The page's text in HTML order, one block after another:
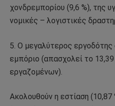
χονδρεμπορίου (9,6 %), της
νομικές – λογιστικές
5. Ο μεγαλύτερος εργοδότης
εμπόριο (απασχολεί το
εργαζομένων).
Ακολουθούν η εστίαση (10,87